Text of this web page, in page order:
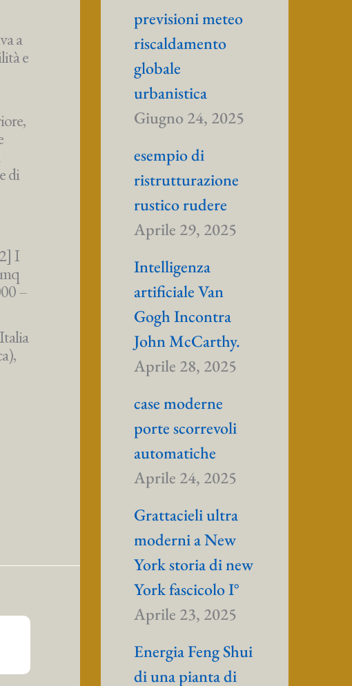
a
e
di
I
–
previsioni meteo
riscaldamento
globale
urbanistica
Giugno 24, 2025
esempio di
ristrutturazione
rustico rudere
Aprile 29, 2025
Intelligenza
artificiale Van
Gogh Incontra
John McCarthy.
Aprile 28, 2025
case moderne
porte scorrevoli
automatiche
Aprile 24, 2025
Grattacieli ultra
moderni a New
York storia di new
York fascicolo I°
Aprile 23, 2025
Energia Feng Shui
di una pianta di